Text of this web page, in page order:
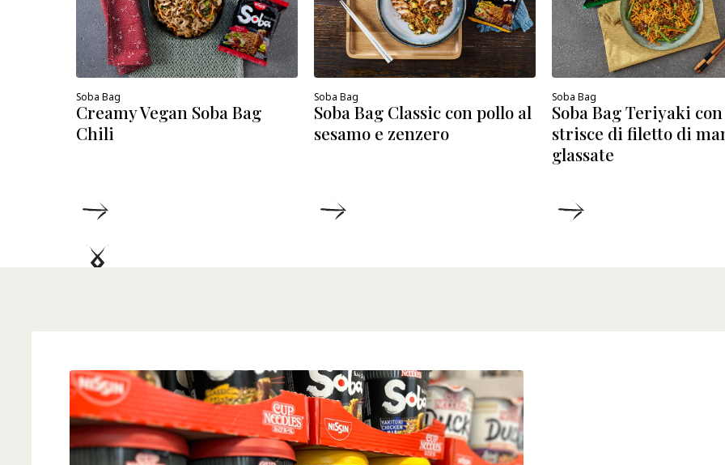
Soba Bag
Creamy Vegan Soba Bag
Chili
Soba Bag
Soba Bag Classic con pollo al
sesamo e zenzero
Soba Bag
Soba Bag Teriyaki con
strisce di filetto di
glassate